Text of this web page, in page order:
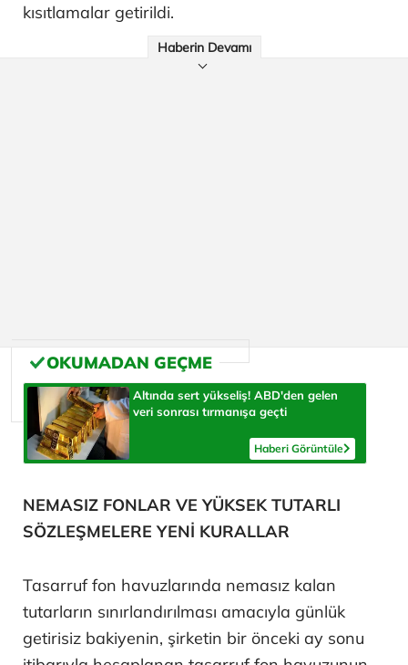
kısıtlamalar getirildi.
Haberin Devamı
Altında sert yükseliş! ABD'den gelen
veri sonrası tırmanışa geçti
Haberi Görüntüle
NEMASIZ FONLAR VE YÜKSEK TUTARLI
SÖZLEŞMELERE YENİ KURALLAR
Tasarruf fon havuzlarında nemasız kalan
tutarların sınırlandırılması amacıyla günlük
getirisiz bakiyenin, şirketin bir önceki ay sonu